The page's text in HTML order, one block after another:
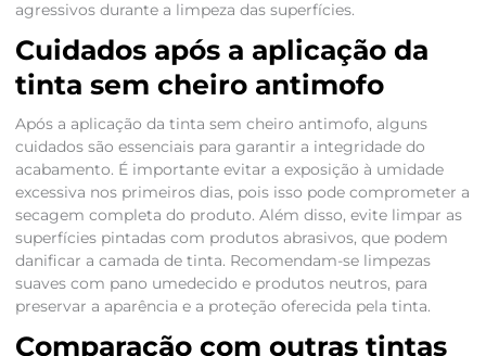
agressivos durante a limpeza das superfícies.
Cuidados após a aplicação da
tinta sem cheiro antimofo
Após a aplicação da tinta sem cheiro antimofo, alguns
cuidados são essenciais para garantir a integridade do
acabamento. É importante evitar a exposição à umidade
excessiva nos primeiros dias, pois isso pode comprometer a
secagem completa do produto. Além disso, evite limpar as
superfícies pintadas com produtos abrasivos, que podem
danificar a camada de tinta. Recomendam-se limpezas
suaves com pano umedecido e produtos neutros, para
preservar a aparência e a proteção oferecida pela tinta.
Comparação com outras tintas